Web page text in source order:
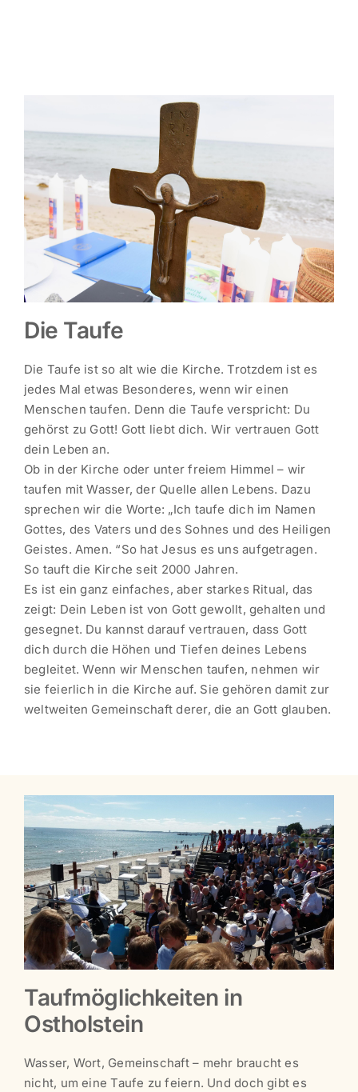
Die Taufe
Die Taufe ist so alt wie die Kirche. Trotzdem ist es
jedes Mal etwas Besonderes, wenn wir einen
Menschen taufen. Denn die Taufe verspricht: Du
gehörst zu Gott! Gott liebt dich. Wir vertrauen Gott
dein Leben an.
Ob in der Kirche oder unter freiem Himmel – wir
taufen mit Wasser, der Quelle allen Lebens. Dazu
sprechen wir die Worte: „Ich taufe dich im Namen
Gottes, des Vaters und des Sohnes und des Heiligen
Geistes. Amen. “So hat Jesus es uns aufgetragen.
So tauft die Kirche seit 2000 Jahren.
Es ist ein ganz einfaches, aber starkes Ritual, das
zeigt: Dein Leben ist von Gott gewollt, gehalten und
gesegnet. Du kannst darauf vertrauen, dass Gott
dich durch die Höhen und Tiefen deines Lebens
begleitet. Wenn wir Menschen taufen, nehmen wir
sie feierlich in die Kirche auf. Sie gehören damit zur
weltweiten Gemeinschaft derer, die an Gott glauben.
Taufmöglichkeiten in
Ostholstein
Wasser, Wort, Gemeinschaft – mehr braucht es
nicht, um eine Taufe zu feiern. Und doch gibt es